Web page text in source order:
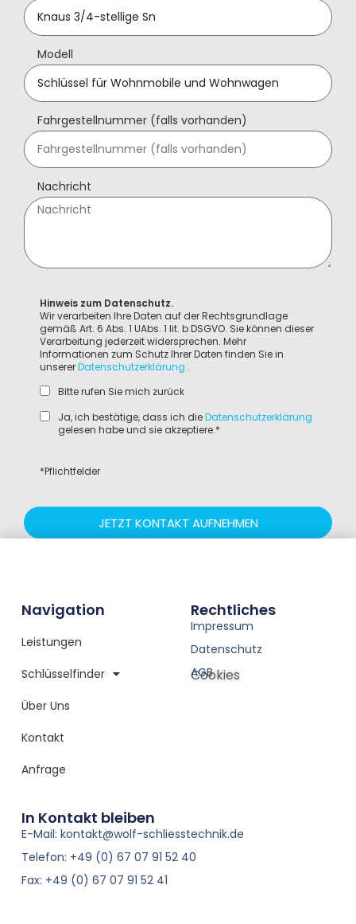
Modell
Fahrgestellnummer (falls vorhanden)
Nachricht
Hinweis zum Datenschutz.
Wir verarbeiten Ihre Daten auf der Rechtsgrundlage
gemäß Art. 6 Abs. 1 UAbs. 1 lit. b DSGVO. Sie können dieser
Verarbeitung jederzeit widersprechen. Mehr
Informationen zum Schutz Ihrer Daten finden Sie in
unsererDatenschutzerklärung .
Bitte rufen Sie mich zurück
Ja, ich bestätige, dass ich dieDatenschutzerklärung
gelesen habe und sie akzeptiere.*
*Pflichtfelder
JETZT KONTAKT AUFNEHMEN
In Kontakt bleiben
E-Mail: kontakt@wolf-schliesstechnik.de
Telefon: +49 (0) 67 07 91 52 40
Fax: +49 (0) 67 07 91 52 41
Navigation
Leistungen
Schlüsselfinder
Über Uns
Kontakt
Anfrage
Rechtliches
Impressum
Datenschutz
AGB
Cookies